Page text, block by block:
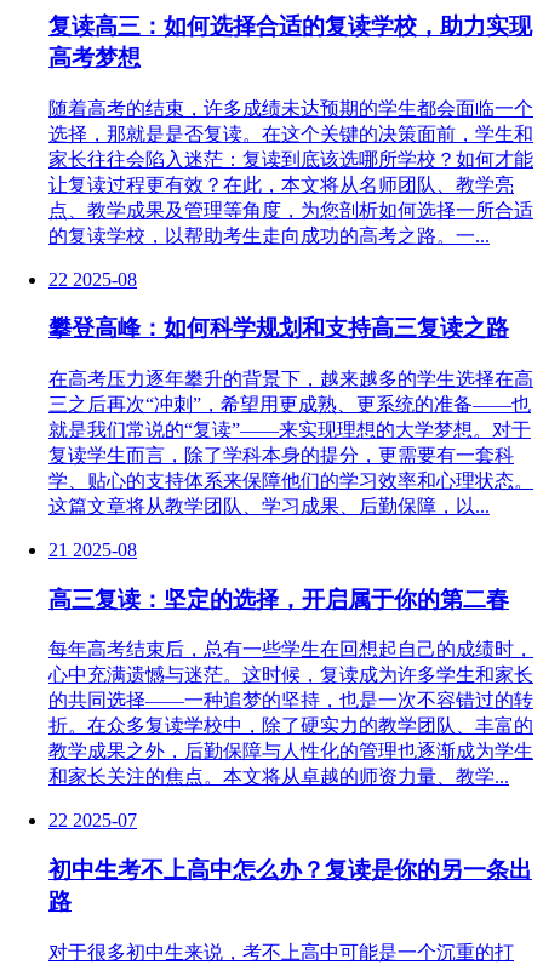
复读高三：如何选择合适的复读学校，助力实现
高考梦想
随着高考的结束，许多成绩未达预期的学生都会面临一个
选择，那就是是否复读。在这个关键的决策面前，学生和
家长往往会陷入迷茫：复读到底该选哪所学校？如何才能
让复读过程更有效？在此，本文将从名师团队、教学亮
点、教学成果及管理等角度，为您剖析如何选择一所合适
的复读学校，以帮助考生走向成功的高考之路。一...
22 2025-08
攀登高峰：如何科学规划和支持高三复读之路
在高考压力逐年攀升的背景下，越来越多的学生选择在高
三之后再次“冲刺”，希望用更成熟、更系统的准备——也
就是我们常说的“复读”——来实现理想的大学梦想。对于
复读学生而言，除了学科本身的提分，更需要有一套科
学、贴心的支持体系来保障他们的学习效率和心理状态。
这篇文章将从教学团队、学习成果、后勤保障，以...
21 2025-08
高三复读：坚定的选择，开启属于你的第二春
每年高考结束后，总有一些学生在回想起自己的成绩时，
心中充满遗憾与迷茫。这时候，复读成为许多学生和家长
的共同选择——一种追梦的坚持，也是一次不容错过的转
折。在众多复读学校中，除了硬实力的教学团队、丰富的
教学成果之外，后勤保障与人性化的管理也逐渐成为学生
和家长关注的焦点。本文将从卓越的师资力量、教学...
22 2025-07
初中生考不上高中怎么办？复读是你的另一条出
路
对于很多初中生来说，考不上高中可能是一个沉重的打